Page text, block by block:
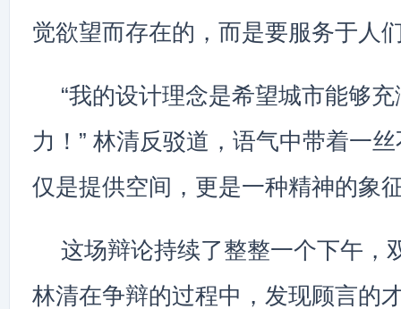
觉欲望而存在的，而是要服务于人
“我的设计理念是希望城市能够
力！” 林清反驳道，语气中带着一
仅是提供空间，更是一种精神的象
这场辩论持续了整整一个下午，
林清在争辩的过程中，发现顾言的